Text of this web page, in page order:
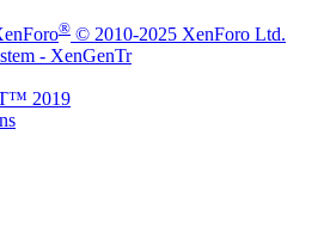
® © 2010-2025 XenForo Ltd.
- XenGenTr
2019